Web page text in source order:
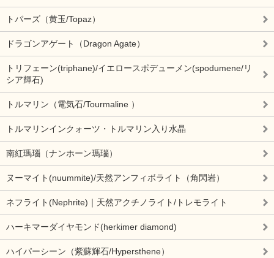
トパーズ（黄玉/Topaz）
ドラゴンアゲート（Dragon Agate）
トリフェーン(triphane)/イエロースポデューメン(spodumene/リ
シア輝石)
トルマリン（電気石/Tourmaline ）
トルマリンインクォーツ・トルマリン入り水晶
南紅瑪瑙（ナンホーン瑪瑙）
ヌーマイト(nuummite)/天然アンフィボライト（角閃岩）
ネフライト(Nephrite)｜天然アクチノライト/トレモライト
ハーキマーダイヤモンド(herkimer diamond)
ハイパーシーン（紫蘇輝石/Hypersthene）